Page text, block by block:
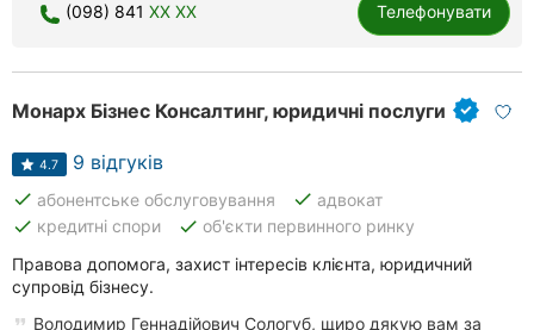
(098) 841 XX XX Телефонувати
Монарх Бізнес Консалтинг, юридичні послуги
4.7 9 відгуків
done абонентське обслуговування done адвокат
done кредитні спори done об'єкти первинного ринку
Правова допомога, захист інтересів клієнта, юридичний
супровід бізнесу.
Володимир Геннадійович Сологуб, щиро дякую вам за